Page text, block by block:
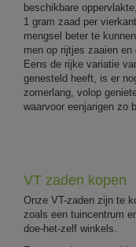
beschikbare
1 gram zaad per
mengsel beter te
men op rijtjes zaaien en
Eens de rijke variatie
genesteld heeft, is er
zomerlang, volop
waarvoor eenjarigen zo
VT zaden kopen
Onze VT-zaden zijn te
zoals een tuincentrum
doe-het-zelf winkels.